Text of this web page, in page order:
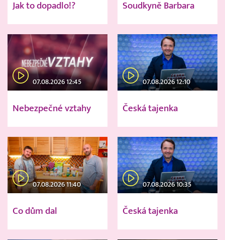
Jak to dopadlo!? Soudkyně Barbara
07.08.2026 12:45
Nebezpečné vztahy
07.08.2026 12:10
Česká tajenka
07.08.2026 11:40
Co dům dal
07.08.2026 10:35
Česká tajenka